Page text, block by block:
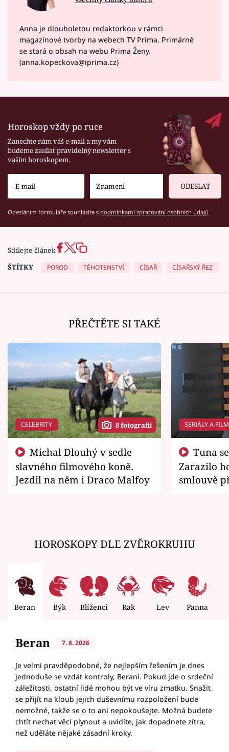
Anna je dlouholetou redaktorkou v rámci
magazínové tvorby na webech TV Prima. Primárně
se stará o obsah na webu Prima Ženy.
(anna.kopeckova@iprima.cz)
Horoskop vždy po ruce
Zanechte nám váš e-mail a my vám
budeme zasílat pravidelný newsletter s
vaším horoskopem.
ODESLAT
Odesláním formuláře souhlasíte s podmínkami zpracování osobních údajů
Sdílejte článek
ŠTÍTKY
POROD TĚHOTENSTVÍ CÍSAŘ CÍSAŘSKÝ ŘEZ
PŘEČTĚTE SI TAKÉ
CELEBRITY 8 fotografií
slavného filmového koně.
Jezdil na něm i Draco Malfoy
SERIÁLY A
Zarazilo
smlouvě
HOROSKOPY DLE ZVĚROKRUHU
Beran Býk Blíženci Rak Lev Panna
Beran 7. 8. 2026
Je velmi pravděpodobné, že nejlepším řešením je dnes
jednoduše se vzdát kontroly, Berani. Pokud jde o srdeční
záležitosti, ostatní lidé mohou být ve víru zmatku. Snažit
se přijít na kloub jejich duševnímu rozpoložení bude
nemožné, takže se o to ani nepokoušejte. Možná budete
chtít nechat věci plynout a uvidíte, jak dopadnete zítra,
než uděláte nějaké zásadní kroky.